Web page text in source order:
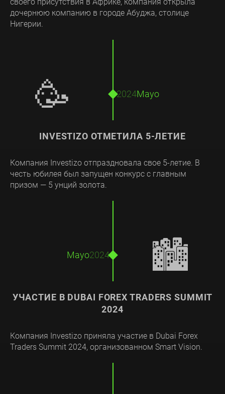
дочернюю компанию в городе Абуджа, столице
Нигерии.
INVESTIZO ОТМЕТИЛА 5-ЛЕТИЕ
Компания Investizo отпраздновала свое 5-летие. В
честь юбилея был запущен конкурс с главным
призом — 5 унций золота.
Mayo
2024
🥳
УЧАСТИЕ В DUBAI FOREX TRADERS SUMMIT
2024
Компания Investizo приняла участие в Dubai Forex
Traders Summit 2024, организованном Smart Vision.
Mayo2024 🏙️